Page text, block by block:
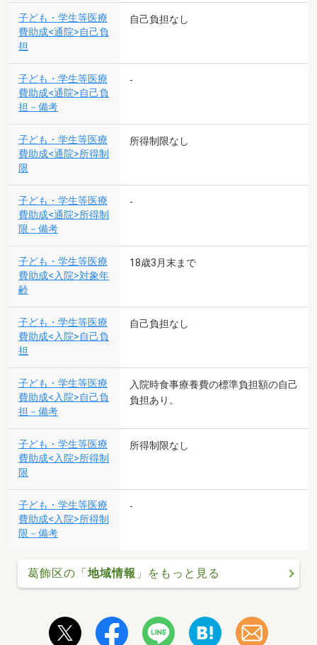
子ども・学生等医療
費助成<通院>自己負
担
自己負担なし
子ども・学生等医療
費助成<通院>自己負
担－備考
-
子ども・学生等医療
費助成<通院>所得制
限
所得制限なし
子ども・学生等医療
費助成<通院>所得制
限－備考
-
子ども・学生等医療
費助成<入院>対象年
齢
18歳3月末まで
子ども・学生等医療
費助成<入院>自己負
担
自己負担なし
子ども・学生等医療
費助成<入院>自己負
担－備考
入院時食事療養費の標準負担額の自己
負担あり。
子ども・学生等医療
費助成<入院>所得制
限
所得制限なし
子ども・学生等医療
費助成<入院>所得制
限－備考
-
葛飾区の「 地域情報 」をもっと見る